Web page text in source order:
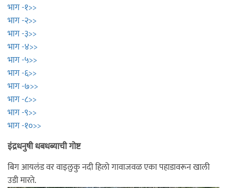
भाग -१>>
भाग -२>>
भाग -३>>
भाग -४>>
भाग -५>>
भाग -६>>
भाग -७>>
भाग -८>>
भाग -९>>
भाग -१०>>
इंद्रधनुषी धबधब्याची गोष्ट
बिग आयलंड वर वाइलुकु नदी हिलो गावाजवळ एका पहाडावरून खाली
उडी मारते.